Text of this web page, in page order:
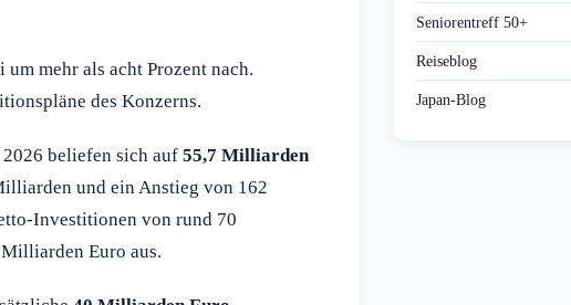
mehr als acht Prozent nach.
des Konzerns.
beliefen sich auf 55,7 Milliarden
und ein Anstieg von 162
Investitionen von rund 70
Euro aus.
Seniorentreff 50+
Reiseblog
Japan-Blog